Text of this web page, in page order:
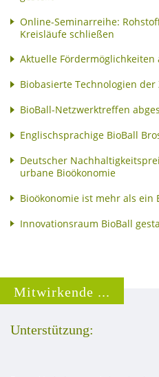
Online-Seminarreihe:
Kreisläufe schließen
Aktuelle Fördermöglichkeiten
Biobasierte Technologien der
BioBall-Netzwerktreffen
Englischsprachige BioBall
Deutscher
urbane Bioökonomie
Bioökonomie ist mehr als ein
Innovationsraum BioBall
Mitwirkende ...
Unterstützung: